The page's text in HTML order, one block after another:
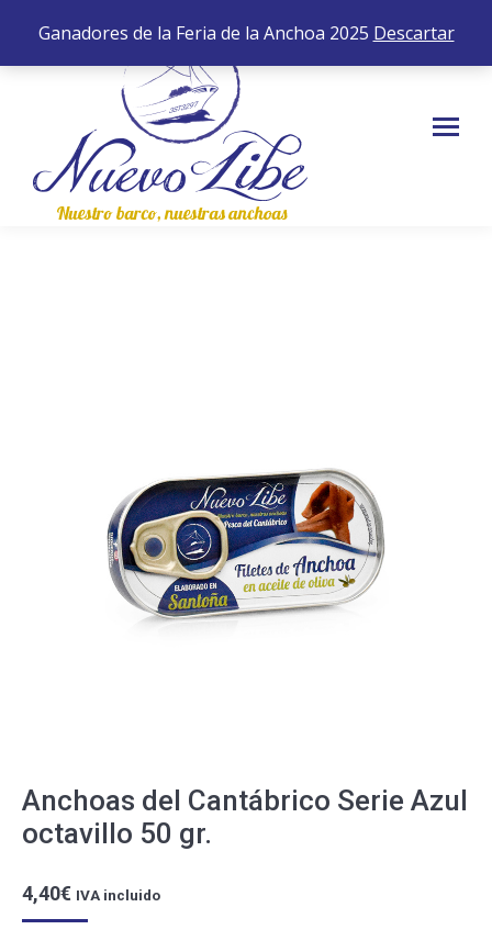
Anchoas del Cantábrico Serie Azul
octavillo 50 gr.
4,40€ IVA incluido
Ganadores de la Feria de la Anchoa 2025 Descartar